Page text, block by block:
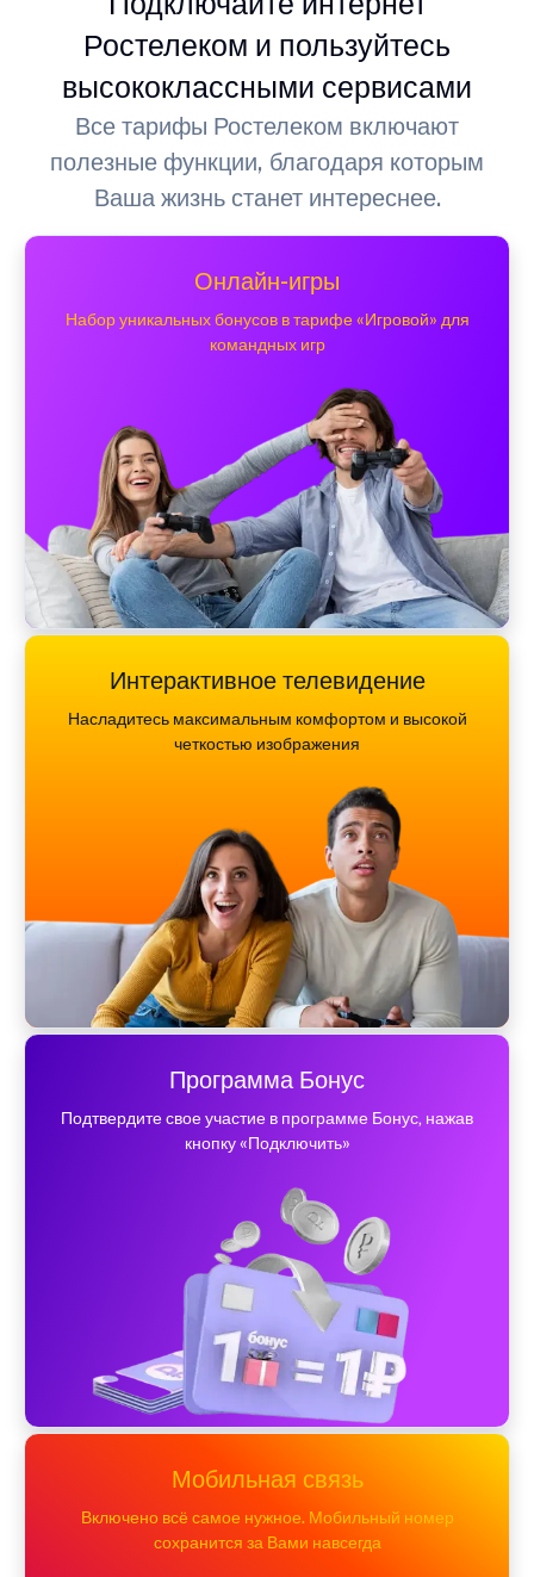
Ростелеком и пользуйтесь
высококлассными сервисами
Все тарифы Ростелеком включают
полезные функции, благодаря которым
Ваша жизнь станет интереснее.
Онлайн-игры
Набор уникальных бонусов в тарифе «Игровой» для
командных игр
Интерактивное телевидение
Насладитесь максимальным комфортом и высокой
четкостью изображения
Программа Бонус
Подтвердите свое участие в программе Бонус, нажав
кнопку «Подключить»
Мобильная связь
Включено всё самое нужное. Мобильный номер
сохранится за Вами навсегда